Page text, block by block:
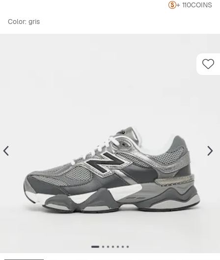
+ 110COINS
Color: gris